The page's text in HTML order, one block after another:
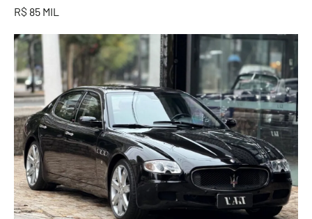
R$ 85 MIL